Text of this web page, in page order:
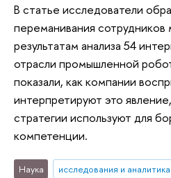
В статье исследователи
переманивания
результатам анализа 54
отрасли промышленной
показали, как компании
интерпретируют это
стратегии используют для
компетенции.
Наука исследования и аналитика